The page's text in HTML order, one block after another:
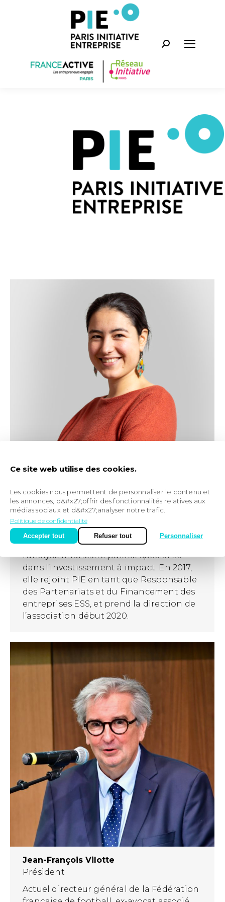
Recherche
Fanny Massy
Directrice Générale
Attachée au secteur de l’ESS, Fanny Massy
travaille tout d’abord chez l’ADMICAL
dans le mécénat, se dirige ensuite vers
l’analyse financière puis se spécialise
dans l’investissement à impact. En 2017,
elle rejoint PIE en tant que Responsable
des Partenariats et du Financement des
entreprises ESS, et prend la direction de
l’association début 2020.
Jean-François Vilotte
Président
Actuel directeur général de la Fédération
Ce site web utilise des cookies.
Les cookies nous permettent de personnaliser le contenu et
les annonces, d&#x27;offrir des fonctionnalités relatives aux
médias sociaux et d&#x27;analyser notre trafic.
Politique de confidentialité
Accepter tout
Refuser tout Personnaliser